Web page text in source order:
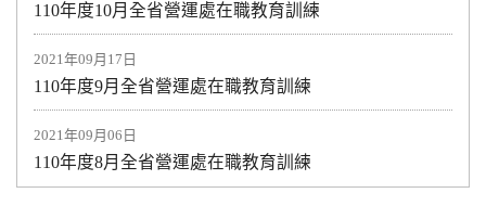
110年度10月全省營運處在職教育訓練
2021年09月17日
110年度9月全省營運處在職教育訓練
2021年09月06日
110年度8月全省營運處在職教育訓練